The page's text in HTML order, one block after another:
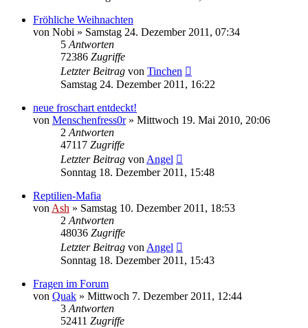
Fröhliche Weihnachten
von Nobi » Samstag 24. Dezember 2011, 07:34
5 Antworten
72386 Zugriffe
Letzter Beitrag von Tinchen
Samstag 24. Dezember 2011, 16:22
neue froschart entdeckt!
von Menschenfress0r» Mittwoch 19. Mai 2010, 20:06
2 Antworten
47117 Zugriffe
Letzter Beitrag von Angel
Sonntag 18. Dezember 2011, 15:48
Reptilien-Mafia
von Ash » Samstag 10. Dezember 2011, 18:53
2 Antworten
48036 Zugriffe
Letzter Beitrag von Angel
Sonntag 18. Dezember 2011, 15:43
Fragen im Forum
von Quak » Mittwoch 7. Dezember 2011, 12:44
3 Antworten
52411 Zugriffe